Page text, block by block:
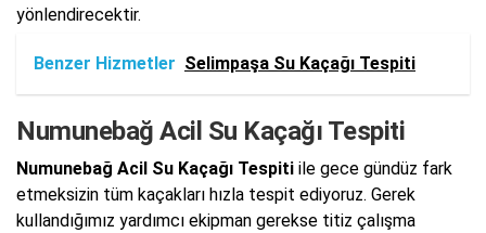
yönlendirecektir.
Benzer Hizmetler Selimpaşa Su Kaçağı Tespiti
Numunebağ Acil Su Kaçağı Tespiti
Numunebağ Acil Su Kaçağı Tespiti ile gece gündüz fark
etmeksizin tüm kaçakları hızla tespit ediyoruz. Gerek
kullandığımız yardımcı ekipman gerekse titiz çalışma